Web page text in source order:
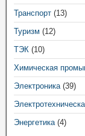
Транспорт (13)
Туризм (12)
ТЭК (10)
Химическая
Электроника(39)
Энергетика(4)